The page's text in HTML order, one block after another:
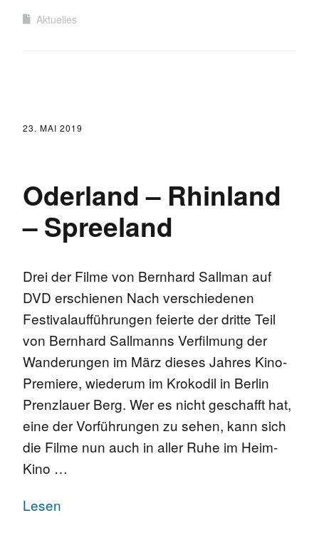
Aktuelles
23. MAI 2019
Oderland – Rhinland
– Spreeland
Drei der Filme von Bernhard Sallman auf
DVD erschienen Nach verschiedenen
Festivalaufführungen feierte der dritte Teil
von Bernhard Sallmanns Verfilmung der
Wanderungen im März dieses Jahres Kino-
Premiere, wiederum im Krokodil in Berlin
Prenzlauer Berg. Wer es nicht geschafft hat,
eine der Vorführungen zu sehen, kann sich
die Filme nun auch in aller Ruhe im Heim-
Kino …
Lesen